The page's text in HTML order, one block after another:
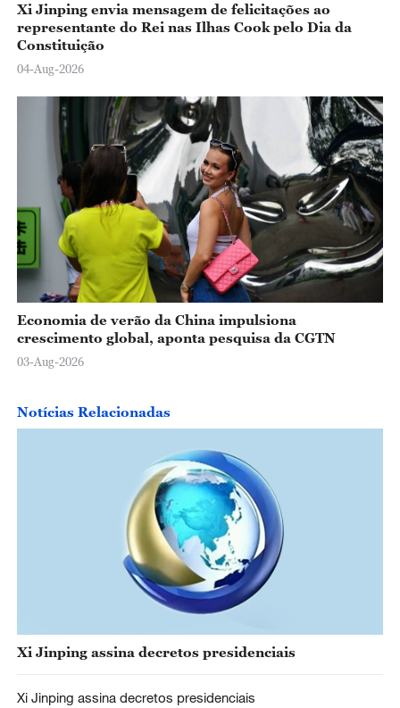
Xi Jinping envia mensagem de felicitações ao
representante do Rei nas Ilhas Cook pelo Dia da
Constituição
04-Aug-2026
Economia de verão da China impulsiona
crescimento global, aponta pesquisa da CGTN
03-Aug-2026
Notícias Relacionadas
Xi Jinping assina decretos presidenciais
Xi Jinping assina decretos presidenciais